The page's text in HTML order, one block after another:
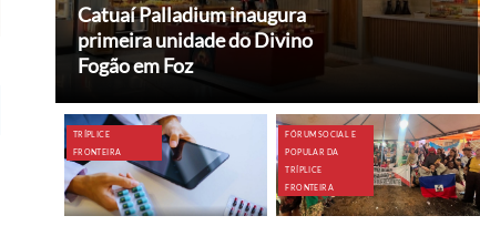
Catuaí Palladium inaugura
primeira unidade do Divino
Fogão em Foz
TRÍPLICE
FRONTEIRA
FÓRUM SOCIAL E
POPULAR DA
TRÍPLICE
FRONTEIRA